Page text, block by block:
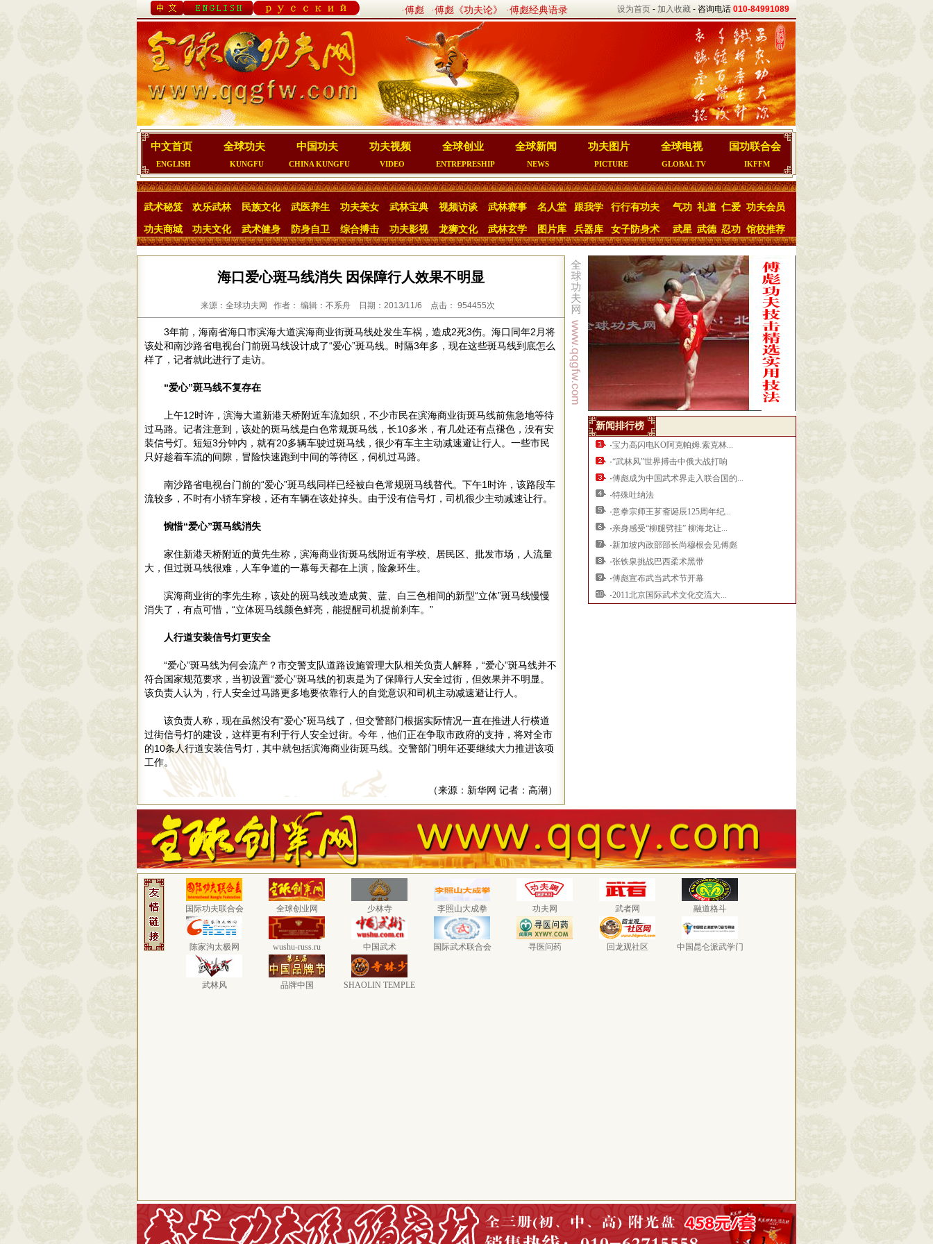
·傅彪 ·傅彪《功夫论》 ·傅彪经典语录 设为首页 - 加入收藏 - 咨询电话 010-84991089
中文首页
ENGLISH
全球功夫
KUNGFU
中国功夫
CHINA KUNGFU
功夫视频
VIDEO
全球创业
ENTREPRESHIP
全球新闻
NEWS
功夫图片
PICTURE
全球电视
GLOBAL TV
国功联合会
IKFFM
武术秘笈 欢乐武林 民族文化 武医养生 功夫美女 武林宝典 视频访谈 武林赛事 名人堂 跟我学 行行有功夫 气功 礼道 仁爱 功夫会员
功夫商城 功夫文化 武术健身 防身自卫 综合搏击 功夫影视 龙狮文化 武林玄学 图片库 兵器库 女子防身术 武星 武德 忍功 馆校推荐
海口爱心斑马线消失 因保障行人效果不明显
来源：全球功夫网 作者： 编辑：不系舟 日期：2013/11/6 点击： 954455次
3年前，海南省海口市滨海大道滨海商业街斑马线处发生车祸，造成2死3伤。海口同年2月将
该处和南沙路省电视台门前斑马线设计成了“爱心”斑马线。时隔3年多，现在这些斑马线到底怎么
样了，记者就此进行了走访。
“爱心”斑马线不复存在
上午12时许，滨海大道新港天桥附近车流如织，不少市民在滨海商业街斑马线前焦急地等待
过马路。记者注意到，该处的斑马线是白色常规斑马线，长10多米，有几处还有点褪色，没有安
装信号灯。短短3分钟内，就有20多辆车驶过斑马线，很少有车主主动减速避让行人。一些市民
只好趁着车流的间隙，冒险快速跑到中间的等待区，伺机过马路。
南沙路省电视台门前的“爱心”斑马线同样已经被白色常规斑马线替代。下午1时许，该路段车
流较多，不时有小轿车穿梭，还有车辆在该处掉头。由于没有信号灯，司机很少主动减速让行。
惋惜“爱心”斑马线消失
家住新港天桥附近的黄先生称，滨海商业街斑马线附近有学校、居民区、批发市场，人流量
大，但过斑马线很难，人车争道的一幕每天都在上演，险象环生。
滨海商业街的李先生称，该处的斑马线改造成黄、蓝、白三色相间的新型“立体”斑马线慢慢
消失了，有点可惜，“立体斑马线颜色鲜亮，能提醒司机提前刹车。”
人行道安装信号灯更安全
“爱心”斑马线为何会流产？市交警支队道路设施管理大队相关负责人解释，“爱心”斑马线并不
符合国家规范要求，当初设置“爱心”斑马线的初衷是为了保障行人安全过街，但效果并不明显。
该负责人认为，行人安全过马路更多地要依靠行人的自觉意识和司机主动减速避让行人。
该负责人称，现在虽然没有“爱心”斑马线了，但交警部门根据实际情况一直在推进人行横道
过街信号灯的建设，这样更有利于行人安全过街。今年，他们正在争取市政府的支持，将对全市
的10条人行道安装信号灯，其中就包括滨海商业街斑马线。交警部门明年还要继续大力推进该项
工作。
（来源：新华网 记者：高潮）
新闻排行榜
·宝力高闪电KO阿克帕姆.索克林...
·“武林风”世界搏击中俄大战打响
·傅彪成为中国武术界走入联合国的...
·特殊吐纳法
·意拳宗师王芗斋诞辰125周年纪...
·亲身感受“柳腿劈挂” 柳海龙让...
·新加坡内政部部长尚穆根会见傅彪
·张铁泉挑战巴西柔术黑带
·傅彪宣布武当武术节开幕
·2011北京国际武术文化交流大...
国际功夫联合会 全球创业网 少林寺 李照山大成拳 功夫网 武者网 融道格斗
陈家沟太极网 wushu-russ.ru 中国武术 国际武术联合会 寻医问药 回龙观社区 中国昆仑派武学门
武林风 品牌中国 SHAOLIN TEMPLE